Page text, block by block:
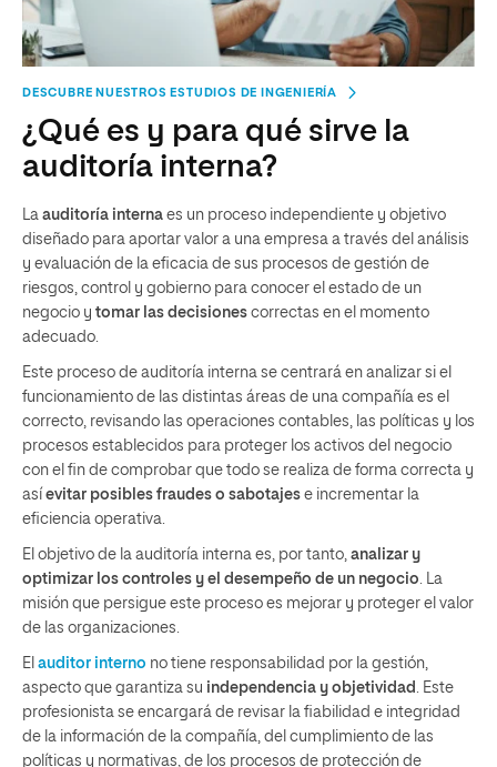
DESCUBRE NUESTROS ESTUDIOS DE INGENIERÍA
¿Qué es y para qué sirve la
auditoría interna?
La auditoría interna es un proceso independiente y objetivo
diseñado para aportar valor a una empresa a través del análisis
y evaluación de la eficacia de sus procesos de gestión de
riesgos, control y gobierno para conocer el estado de un
negocio y tomar las decisiones correctas en el momento
adecuado.
Este proceso de auditoría interna se centrará en analizar si el
funcionamiento de las distintas áreas de una compañía es el
correcto, revisando las operaciones contables, las políticas y los
procesos establecidos para proteger los activos del negocio
con el fin de comprobar que todo se realiza de forma correcta y
así evitar posibles fraudes o sabotajes e incrementar la
eficiencia operativa.
El objetivo de la auditoría interna es, por tanto, analizar y
optimizar los controles y el desempeño de un negocio . La
misión que persigue este proceso es mejorar y proteger el valor
de las organizaciones.
El auditor interno no tiene responsabilidad por la gestión,
aspecto que garantiza su independencia y objetividad
. Este
profesionista se encargará de revisar la fiabilidad e integridad
de la información de la compañía, del cumplimiento de las
políticas y normativas, de los procesos de protección de